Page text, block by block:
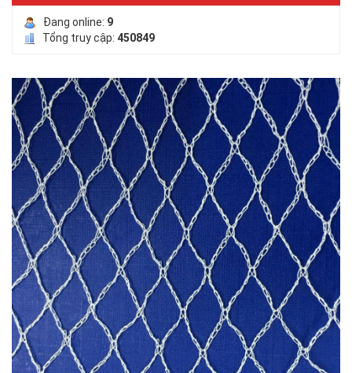
LƯỚI CHẮN CÔN TRÙNG
LƯỚI CHE NẮNG
LƯỚI CHE NẮNG
Đang online: 9
Tổng truy cập: 450849